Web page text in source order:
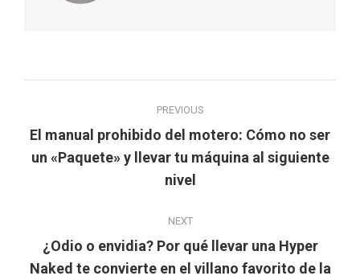
navigation
PREVIOUS
Previous
post:
El manual prohibido del motero: Cómo no ser
un «Paquete» y llevar tu máquina al siguiente
nivel
NEXT
Next
¿Odio o envidia? Por qué llevar una Hyper
Naked te convierte en el villano favorito de la